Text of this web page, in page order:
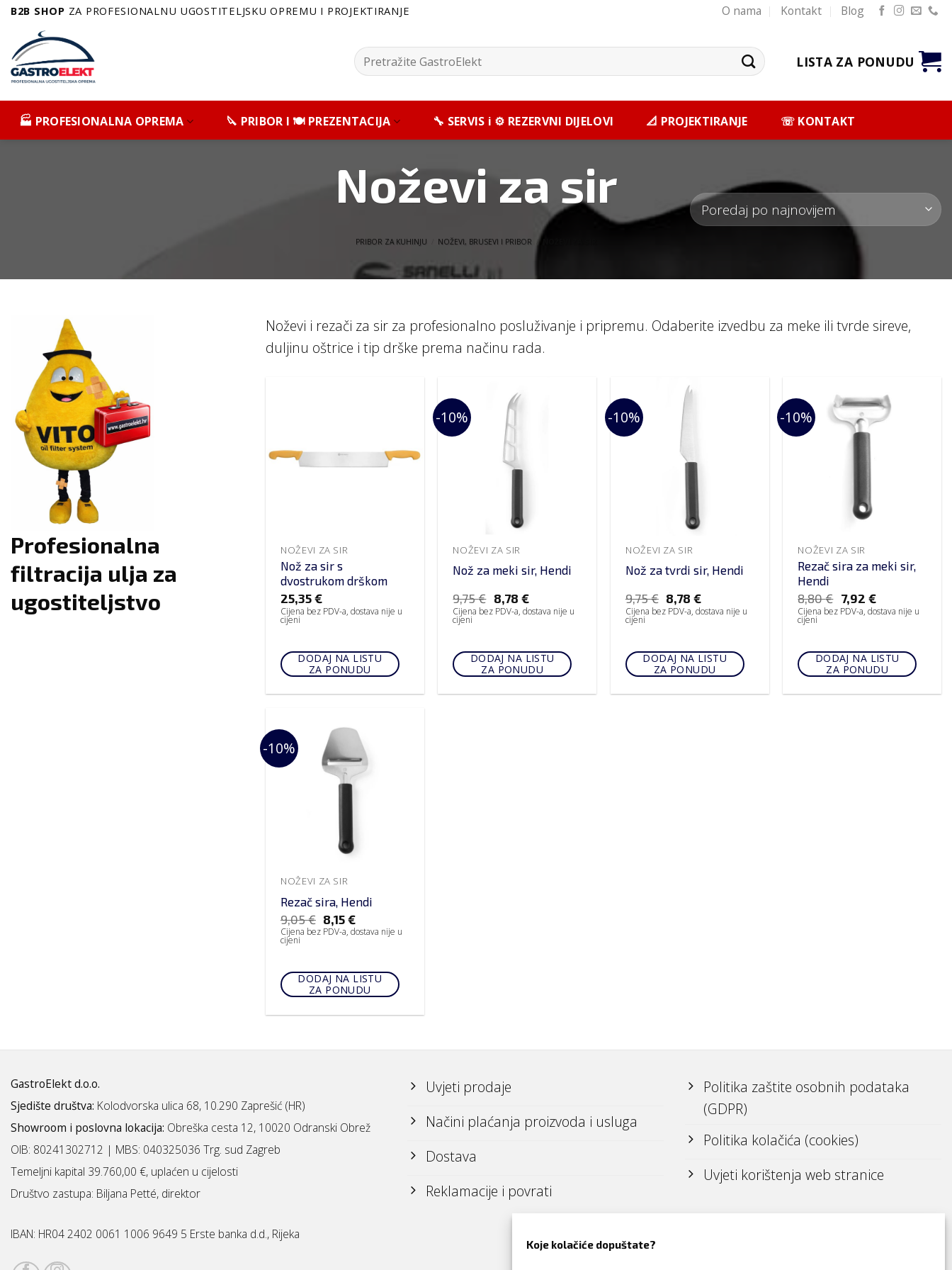
Koje kolačiće dopuštate?
Skip
content
B2B SHOP ZA PROFESIONALNU UGOSTITELJSKU OPREMU I PROJEKTIRANJE O nama Kontakt Blog
Pretražite: LISTA ZA PONUDU
🏭 PROFESIONALNA OPREMA 🔪 PRIBOR I 🍽️ PREZENTACIJA 🔧 SERVIS i ⚙️ REZERVNI DIJELOVI 📐 PROJEKTIRANJE ☏ KONTAKT
Noževi za sir
PRIBOR ZA KUHINJU NOŽEVI, BRUSEVI I PRIBOR / NOŽEVI ZA SIR
Profesionalna
filtracija ulja za
ugostiteljstvo
Noževi i rezači za sir za profesionalno posluživanje i pripremu. Odaberite izvedbu za meke ili tvrde sireve,
duljinu oštrice i tip drške prema načinu rada.
NOŽEVI ZA SIR
Nož za sir s
dvostrukom drškom
25,35€
Cijena bez PDV-a, dostava nije u
cijeni
DODAJ NA LISTU
ZA PONUDU
-10%
NOŽEVI ZA SIR
Nož za meki sir, Hendi
9,75€ 8,78 €
Cijena bez PDV-a, dostava nije u
cijeni
DODAJ NA LISTU
ZA PONUDU
-10%
NOŽEVI ZA SIR
Nož za tvrdi sir, Hendi
9,75€ 8,78€
Cijena bez PDV-a, dostava nije u
cijeni
DODAJ NA LISTU
ZA PONUDU
-10%
NOŽEVI ZA SIR
Rezač sira za meki sir,
Hendi
8,80€ 7,92 €
Cijena bez PDV-a, dostava nije u
cijeni
DODAJ NA LISTU
ZA PONUDU
-10%
NOŽEVI ZA SIR
Rezač sira, Hendi
9,05€ 8,15€
Cijena bez PDV-a, dostava nije u
cijeni
DODAJ NA LISTU
ZA PONUDU
GastroElekt d.o.o.
Sjedište društva: Kolodvorska ulica 68, 10.290 Zaprešić (HR)
Showroom i poslovna lokacija: Obreška cesta 12, 10020 Odranski Obrež
OIB: 80241302712 | MBS: 040325036 Trg. sud Zagreb
Temeljni kapital 39.760,00 €, uplaćen u cijelosti
Društvo zastupa: Biljana Petté, direktor
IBAN: HR04 2402 0061 1006 9649 5 Erste banka d.d., Rijeka
Uvjeti prodaje
Načini plaćanja proizvoda i usluga
Dostava
Reklamacije i povrati
Politika zaštite osobnih podataka
(GDPR)
Politika kolačića (cookies)
Uvjeti korištenja web stranice